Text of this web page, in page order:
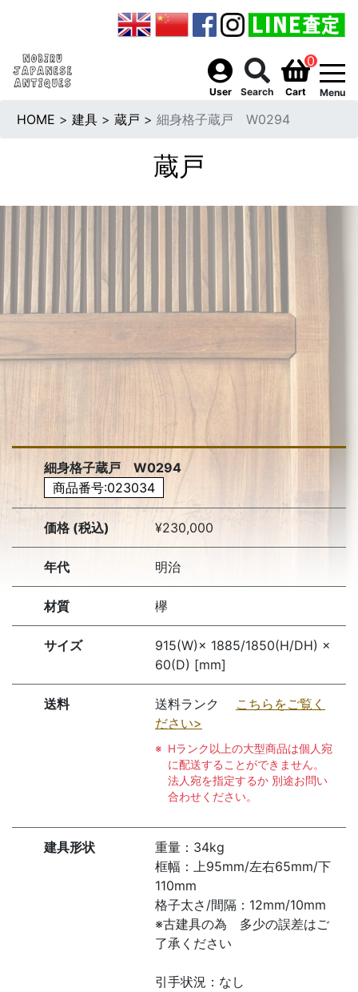
User Search
0
Cart Menu
HOME > 建具 > 蔵戸 > 細身格子蔵戸 W0294
蔵戸
細身格子蔵戸 W0294
商品番号:023034
価格 (税込) ¥230,000
年代 明治
材質 欅
サイズ
915(W)× 1885/1850(H/DH) ×
60(D) [mm]
送料 送料ランク こちらをご覧く
ださい>
Hランク以上の大型商品は個人宛
に配送することができません。
法人宛を指定するか 別途お問い
合わせください。
建具形状
重量：34kg
框幅：上95mm/左右65mm/下
110mm
格子太さ/間隔：12mm/10mm
※古建具の為 多少の誤差はご
了承ください
引手状況：なし